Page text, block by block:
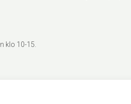
klo 10-15.